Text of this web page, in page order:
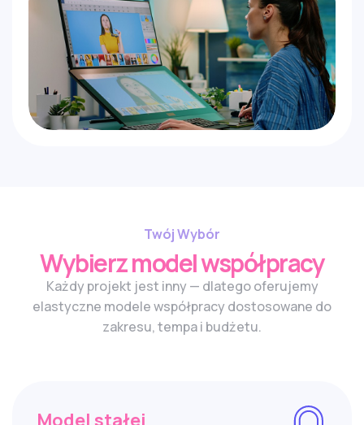
Twój Wybór
Wybierz model współpracy
Każdy projekt jest inny — dlatego oferujemy
elastyczne modele współpracy dostosowane do
zakresu, tempa i budżetu.